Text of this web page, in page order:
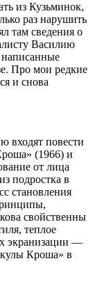
из Кузьминок,
раз нарушить
там сведения о
Василию
Про мои редкие
и снова
входят повести
(1966) и
от лица
подростка в
становления
свойственны
теплое
экранизации —
Кроша» в